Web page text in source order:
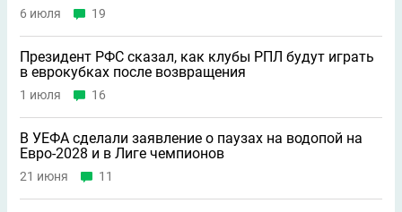
6 июля 19
Президент РФС сказал, как клубы РПЛ будут играть
в еврокубках после возвращения
1 июля 16
В УЕФА сделали заявление о паузах на водопой на
Евро-2028 и в Лиге чемпионов
21 июня 11